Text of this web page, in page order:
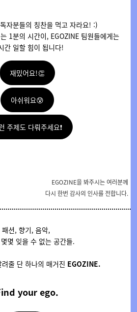
자분들의 칭찬을 먹고 자라요! :)
1분의 시간이, EGOZINE 팀원들에게는
간 일할 힘이 됩니다!
재밌어요!👏
아쉬워요😰
주제도 다뤄주세요❗
EGOZINE을 봐주시는 여러분께
다시 한번 감사의 인사를 전합니다.
패션, 향기, 음악,
몇 잊을 수 없는 공간들.
줄 단 하나의 매거진 EGOZINE.
yourego.